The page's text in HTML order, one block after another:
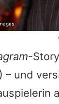
-
– und